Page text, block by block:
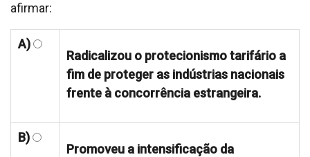
afirmar:
A)
Radicalizou o protecionismo tarifário a
fim de proteger as indústrias nacionais
frente à concorrência estrangeira.
B)
Promoveu a intensificação da